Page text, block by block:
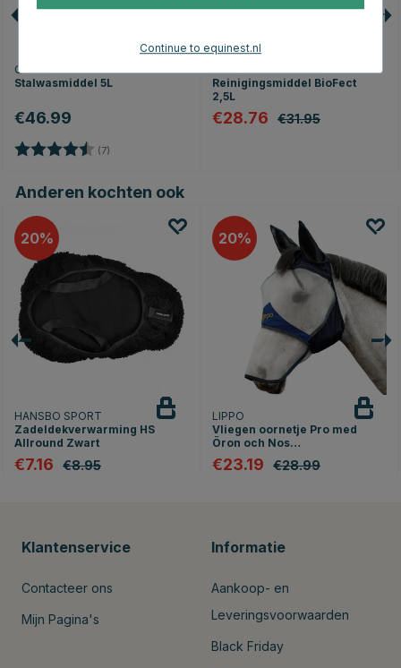
QLOSS
Stalwasmiddel 5L
€46.99
Beoordeling: (7)
Reinigingsmiddel BioFect
2,5L
€28.76 €31.95
Anderen kochten ook
20
HANSBO SPORT
Zadeldekverwarming HS
Allround Zwart
€7.16 €8.95
20
LIPPO
Vliegen oornetje Pro med
Öron och Nos
Wit/Marineblauw
€23.19 €28.99
Klantenservice
Contacteer ons
Mijn Pagina's
Informatie
Aankoop- en
Leveringsvoorwaarden
Black Friday
Continue to equinest.nl